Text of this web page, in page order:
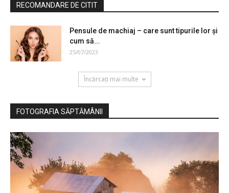
RECOMANDARE DE CITIT
Pensule de machiaj – care sunt tipurile lor și
cum să...
25/07/2023
Încărcați mai multe
FOTOGRAFIA SĂPTĂMÂNII